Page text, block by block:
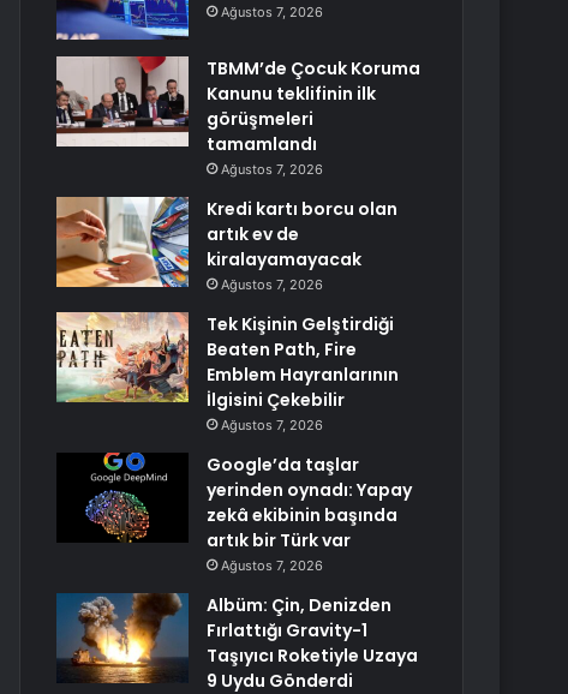
Ağustos 7, 2026
TBMM’de Çocuk Koruma
Kanunu teklifinin ilk
görüşmeleri
tamamlandı
Ağustos 7, 2026
Kredi kartı borcu olan
artık ev de
kiralayamayacak
Ağustos 7, 2026
Tek Kişinin Gelştirdiği
Beaten Path, Fire
Emblem Hayranlarının
İlgisini Çekebilir
Ağustos 7, 2026
Google’da taşlar
yerinden oynadı: Yapay
zekâ ekibinin başında
artık bir Türk var
Ağustos 7, 2026
Albüm: Çin, Denizden
Fırlattığı Gravity-1
Taşıyıcı Roketiyle Uzaya
9 Uydu Gönderdi